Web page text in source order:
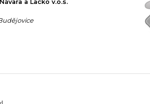
a Lacko v.o.s.